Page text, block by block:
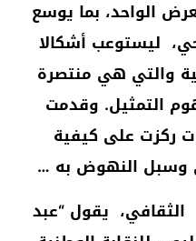
الواحد، بما يوسع
ليستوعب أشكالا
والتي هي منتصرة
التمثيل. وقدمت
ركزت على كيفية
وسبل النهوض به …
يقول “عبد